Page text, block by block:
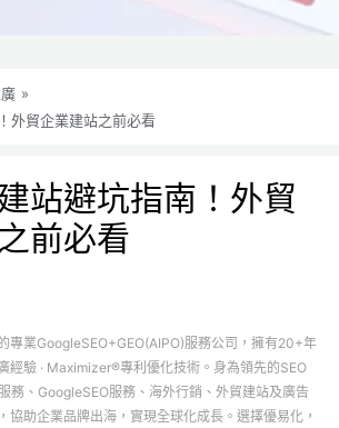
»
外貿企業建站之前必看
站避坑指南！外貿
前必看
專業GoogleSEO+GEO(AIPO)服務公司，擁有20+年
經驗 · Maximizer®專利優化技術。身為領先的SEO
務、GoogleSEO服務、海外行銷、外貿建站及廣告
協助企業品牌出海，實現全球化成長。選擇優易化，